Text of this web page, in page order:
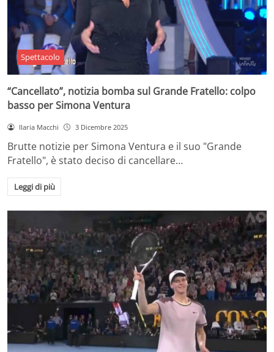
Spettacolo
“Cancellato”, notizia bomba sul Grande Fratello: colpo
basso per Simona Ventura
Ilaria Macchi 3 Dicembre 2025
Brutte notizie per Simona Ventura e il suo "Grande
Fratello", è stato deciso di cancellare…
Leggi di più